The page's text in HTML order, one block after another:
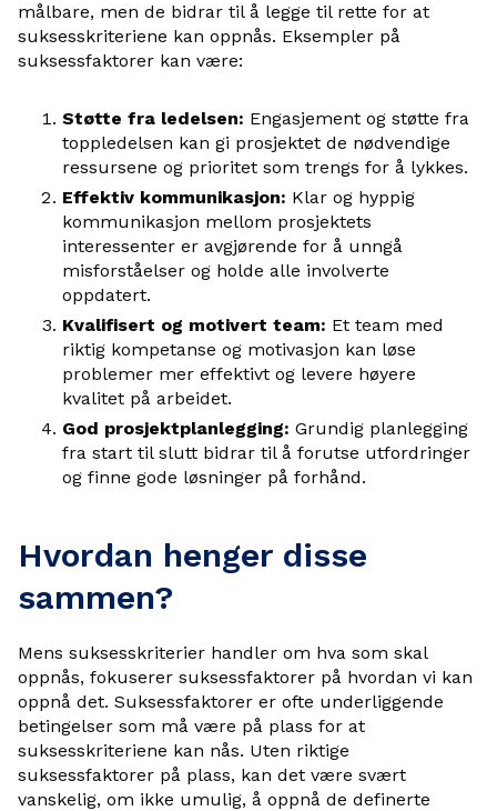
målbare, men de bidrar til å legge til rette for at
suksesskriteriene kan oppnås. Eksempler på
suksessfaktorer kan være:
Støtte fra ledelsen: Engasjement og støtte fra
toppledelsen kan gi prosjektet de nødvendige
ressursene og prioritet som trengs for å lykkes.
Effektiv kommunikasjon: Klar og hyppig
kommunikasjon mellom prosjektets
interessenter er avgjørende for å unngå
misforståelser og holde alle involverte
oppdatert.
Kvalifisert og motivert team: Et team med
riktig kompetanse og motivasjon kan løse
problemer mer effektivt og levere høyere
kvalitet på arbeidet.
God prosjektplanlegging: Grundig planlegging
fra start til slutt bidrar til å forutse utfordringer
og finne gode løsninger på forhånd.
Hvordan henger disse
sammen?
Mens suksesskriterier handler om hva som skal
oppnås, fokuserer suksessfaktorer på hvordan vi kan
oppnå det. Suksessfaktorer er ofte underliggende
betingelser som må være på plass for at
suksesskriteriene kan nås. Uten riktige
suksessfaktorer på plass, kan det være svært
vanskelig, om ikke umulig, å oppnå de definerte